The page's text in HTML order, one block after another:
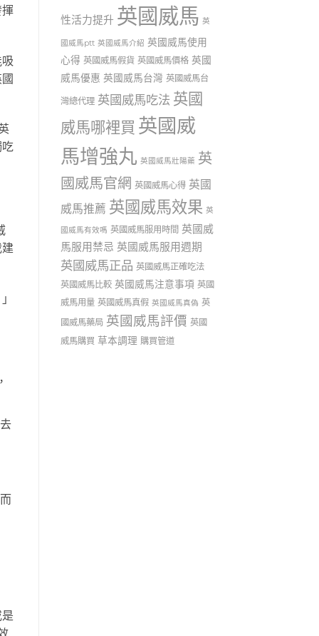
性活力提升 英國威馬 英
國威馬ptt 英國威馬介紹 英國威馬使用
心得 英國威馬假貨 英國威馬價格 英國
威馬優惠 英國威馬台灣 英國威馬台
灣總代理 英國威馬吃法 英國
威馬哪裡買 英國威
馬增強丸 英國威馬壯陽藥 英
國威馬官網 英國威馬心得 英國
威馬推薦 英國威馬效果 英
國威馬有效嗎 英國威馬服用時間 英國威
馬服用禁忌 英國威馬服用週期
英國威馬正品 英國威馬正確吃法
英國威馬比較 英國威馬注意事項 英國
威馬用量 英國威馬真假 英國威馬真偽 英
國威馬藥局 英國威馬評價 英國
威馬購買 草本調理 購買管道